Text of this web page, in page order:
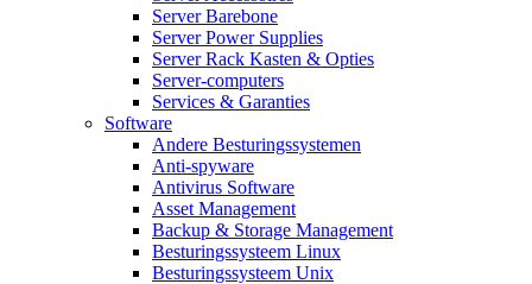
Server Barebone
Server Power Supplies
Server Rack Kasten & Opties
Server-computers
Services & Garanties
Software
Andere Besturingssystemen
Anti-spyware
Antivirus Software
Asset Management
Backup & Storage Management
Besturingssysteem Linux
Besturingssysteem Unix